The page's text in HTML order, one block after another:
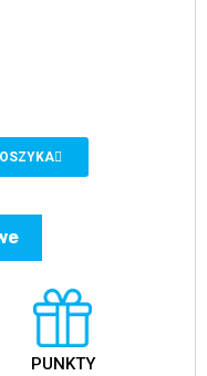
PUNKTY